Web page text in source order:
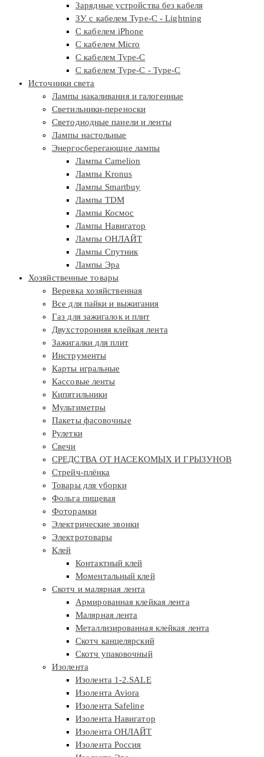
Зарядные устройства без кабеля
ЗУ с кабелем Type-C - Lightning
С кабелем iPhone
С кабелем Micro
С кабелем Type-C
С кабелем Type-C - Type-C
Источники света
Лампы накаливания и галогенные
Светильники-переноски
Светодиодные панели и ленты
Лампы настольные
Энергосберегающие лампы
Лампы Camelion
Лампы Kronus
Лампы Smartbuy
Лампы TDM
Лампы Космос
Лампы Навигатор
Лампы ОНЛАЙТ
Лампы Спутник
Лампы Эра
Хозяйственные товары
Веревка хозяйственная
Все для пайки и выжигания
Газ для зажигалок и плит
Двухсторонняя клейкая лента
Зажигалки для плит
Инструменты
Карты игральные
Кассовые ленты
Кипятильники
Мультиметры
Пакеты фасовочные
Рулетки
Свечи
СРЕДСТВА ОТ НАСЕКОМЫХ И ГРЫЗУНОВ
Стрейч-плёнка
Товары для уборки
Фольга пищевая
Фоторамки
Электрические звонки
Электротовары
Клей
Контактный клей
Моментальный клей
Скотч и малярная лента
Армированная клейкая лента
Малярная лента
Металлизированная клейкая лента
Скотч канцелярский
Скотч упаковочный
Изолента
Изолента 1-2.SALE
Изолента Aviora
Изолента Safeline
Изолента Навигатор
Изолента ОНЛАЙТ
Изолента Россия